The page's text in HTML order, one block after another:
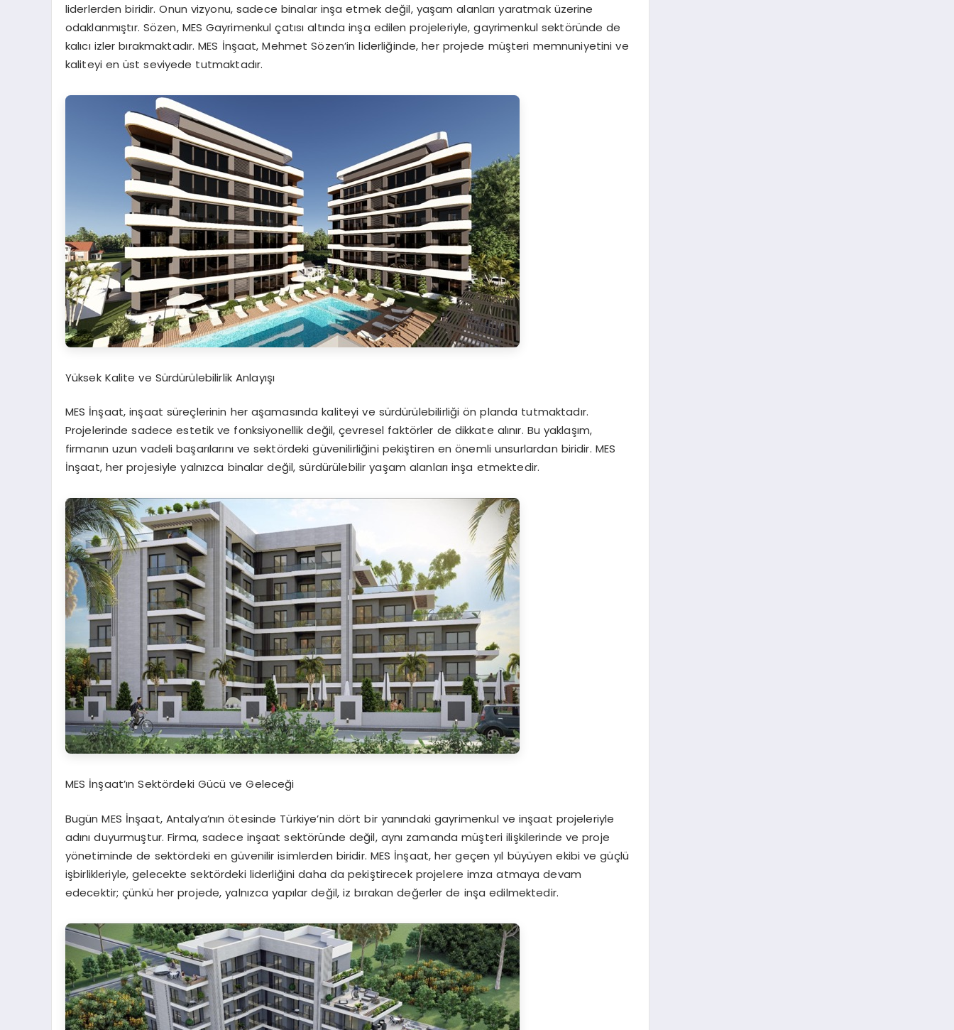
liderlerden biridir. Onun vizyonu, sadece binalar inşa etmek değil, yaşam alanları yaratmak üzerine
odaklanmıştır. Sözen, MES Gayrimenkul çatısı altında inşa edilen projeleriyle, gayrimenkul sektöründe de
kalıcı izler bırakmaktadır. MES İnşaat, Mehmet Sözen’in liderliğinde, her projede müşteri memnuniyetini ve
kaliteyi en üst seviyede tutmaktadır.
Yüksek Kalite ve Sürdürülebilirlik Anlayışı
MES İnşaat, inşaat süreçlerinin her aşamasında kaliteyi ve sürdürülebilirliği ön planda tutmaktadır.
Projelerinde sadece estetik ve fonksiyonellik değil, çevresel faktörler de dikkate alınır. Bu yaklaşım,
firmanın uzun vadeli başarılarını ve sektördeki güvenilirliğini pekiştiren en önemli unsurlardan biridir. MES
İnşaat, her projesiyle yalnızca binalar değil, sürdürülebilir yaşam alanları inşa etmektedir.
MES İnşaat’ın Sektördeki Gücü ve Geleceği
Bugün MES İnşaat, Antalya’nın ötesinde Türkiye’nin dört bir yanındaki gayrimenkul ve inşaat projeleriyle
adını duyurmuştur. Firma, sadece inşaat sektöründe değil, aynı zamanda müşteri ilişkilerinde ve proje
yönetiminde de sektördeki en güvenilir isimlerden biridir. MES İnşaat, her geçen yıl büyüyen ekibi ve güçlü
işbirlikleriyle, gelecekte sektördeki liderliğini daha da pekiştirecek projelere imza atmaya devam
edecektir; çünkü her projede, yalnızca yapılar değil, iz bırakan değerler de inşa edilmektedir.